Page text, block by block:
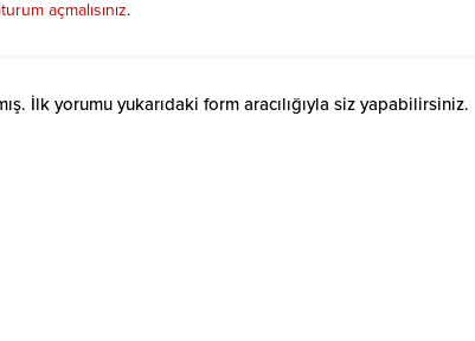
açmalısınız.
İlk yorumu yukarıdaki form aracılığıyla siz yapabilirsiniz.